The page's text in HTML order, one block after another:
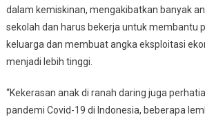
dalam kemiskinan, mengakibatkan banyak
sekolah dan harus bekerja untuk membantu
keluarga dan membuat angka eksploitasi
menjadi lebih tinggi.
“Kekerasan anak di ranah daring juga
pandemi Covid-19 di Indonesia, beberapa